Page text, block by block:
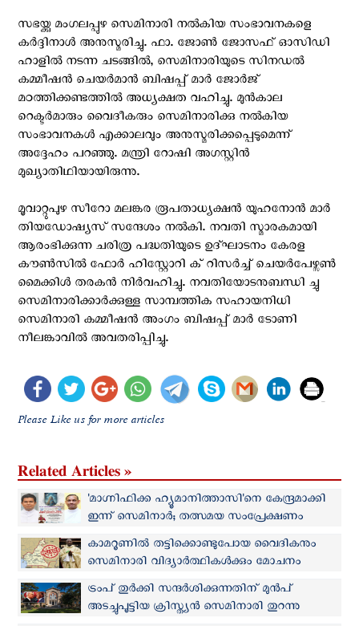
സഭയ്ക്കു മംഗലപ്പുഴ സെമിനാരി നൽകിയ സംഭാവനകളെ
കർദ്ദിനാൾ അനുസ്മരിച്ചു. ഫാ. ജോൺ ജോസഫ് ഓസിഡി
ഹാളിൽ നടന്ന ചടങ്ങിൽ, സെമിനാരിയുടെ സിനഡൽ
കമ്മീഷൻ ചെയർമാൻ ബിഷപ്പ് മാർ ജോർജ്
മഠത്തിക്കണ്ടത്തിൽ അധ്യക്ഷത വഹിച്ചു. മുൻകാല
റെക്ടർമാരും വൈദീകരും സെമിനാരിക്കു നൽകിയ
സംഭാവനകൾ എക്കാലവും അനുസ്മരിക്കപ്പെടുമെന്ന്
അദ്ദേഹം പറഞ്ഞു. മന്ത്രി റോഷി അഗസ്റ്റിൻ
മുഖ്യാതിഥിയായിരുന്നു.
മൂവാറ്റുപുഴ സീറോ മലങ്കര രൂപതാധ്യക്ഷൻ യുഹനോൻ മാർ
തിയഡോഷ്യസ് സന്ദേശം നൽകി. നവതി സ്മാരകമായി
ആരംഭിക്കുന്ന ചരിത്ര പദ്ധതിയുടെ ഉദ്ഘാടനം കേരള
കൗൺസിൽ ഫോർ ഹിസ്റ്റോറി ക് റിസർച്ച് ചെയർപേഴ്സൺ
മൈക്കിൾ തരകൻ നിർവഹിച്ചു. നവതിയോടനുബന്ധി ച്ചു
സെമിനാരിക്കാർക്കുള്ള സാമ്പത്തിക സഹായനിധി
സെമിനാരി കമ്മീഷൻ അംഗം ബിഷപ്പ് മാർ ടോണി
നീലങ്കാവിൽ അവതരിപ്പിച്ചു.
Please Like us for more articles
Related Articles »
'മാഗ്നിഫിക്ക ഹ്യൂമാനിത്താസി'നെ കേന്ദ്രമാക്കി
ഇന്ന് സെമിനാര്‍; തത്സമയ സംപ്രേക്ഷണം
യൂട്യൂബില്‍
കാമറൂണില്‍ തട്ടിക്കൊണ്ടുപോയ വൈദികനും
സെമിനാരി വിദ്യാര്‍ത്ഥികള്‍ക്കും മോചനം
ട്രംപ് തുര്‍ക്കി സന്ദര്‍ശിക്കുന്നതിന് മുന്‍പ്
അടച്ചുപൂട്ടിയ ക്രിസ്ത്യൻ സെമിനാരി തുറന്നു